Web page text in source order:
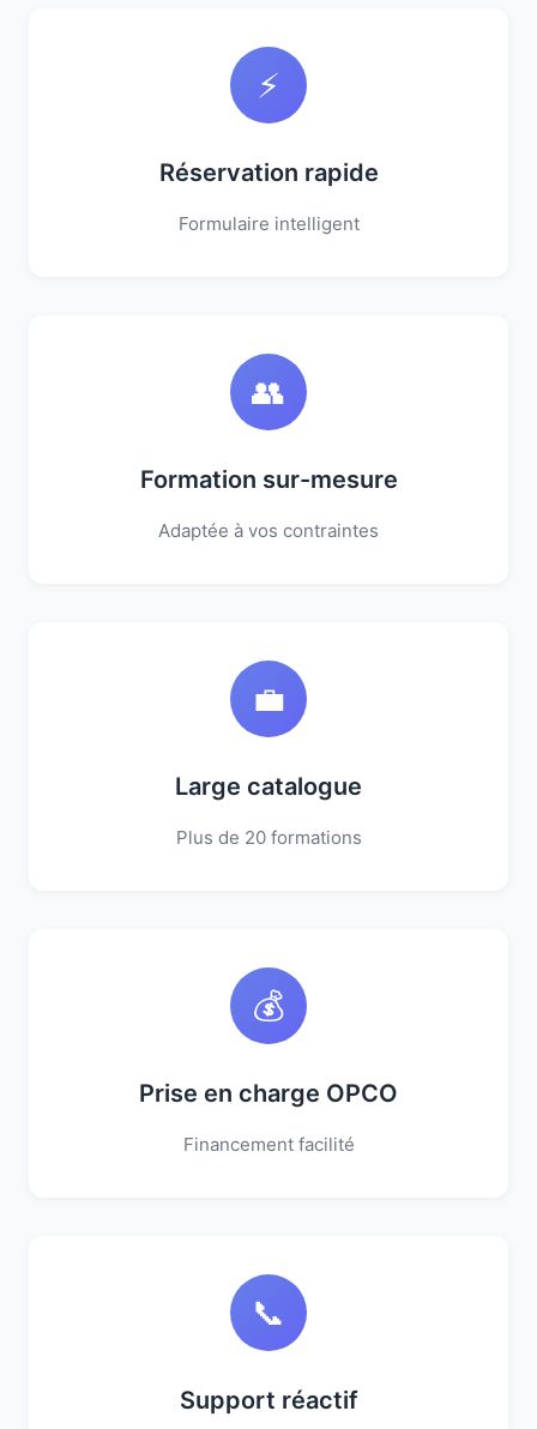
⚡
Réservation rapide
Formulaire intelligent
👥
Formation sur-mesure
Adaptée à vos contraintes
💼
Large catalogue
Plus de 20 formations
💰
Prise en charge OPCO
Financement facilité
📞
Support réactif